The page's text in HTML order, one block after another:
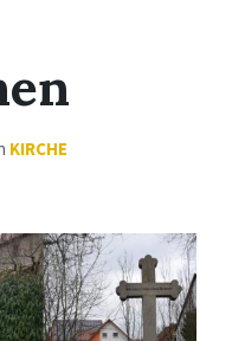
KIRCHE